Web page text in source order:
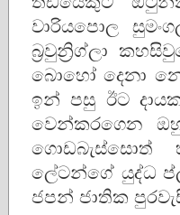
වාරියපොල
බ්‍රවුන්‍රිග්ලා
බොහෝ දෙනා
ඉන් පසු ඊට
වෙන්කරගෙන
ගොඩබැස්සොත්
ලේටන්ගේ යුද්ධ
ජපන් ජාතික